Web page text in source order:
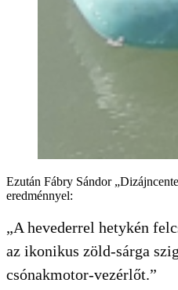
Ezután Fábry Sándor
eredménnyel:
„A hevederrel hetykén
az ikonikus zöld-sárga
csónakmotor-vezérlőt.”